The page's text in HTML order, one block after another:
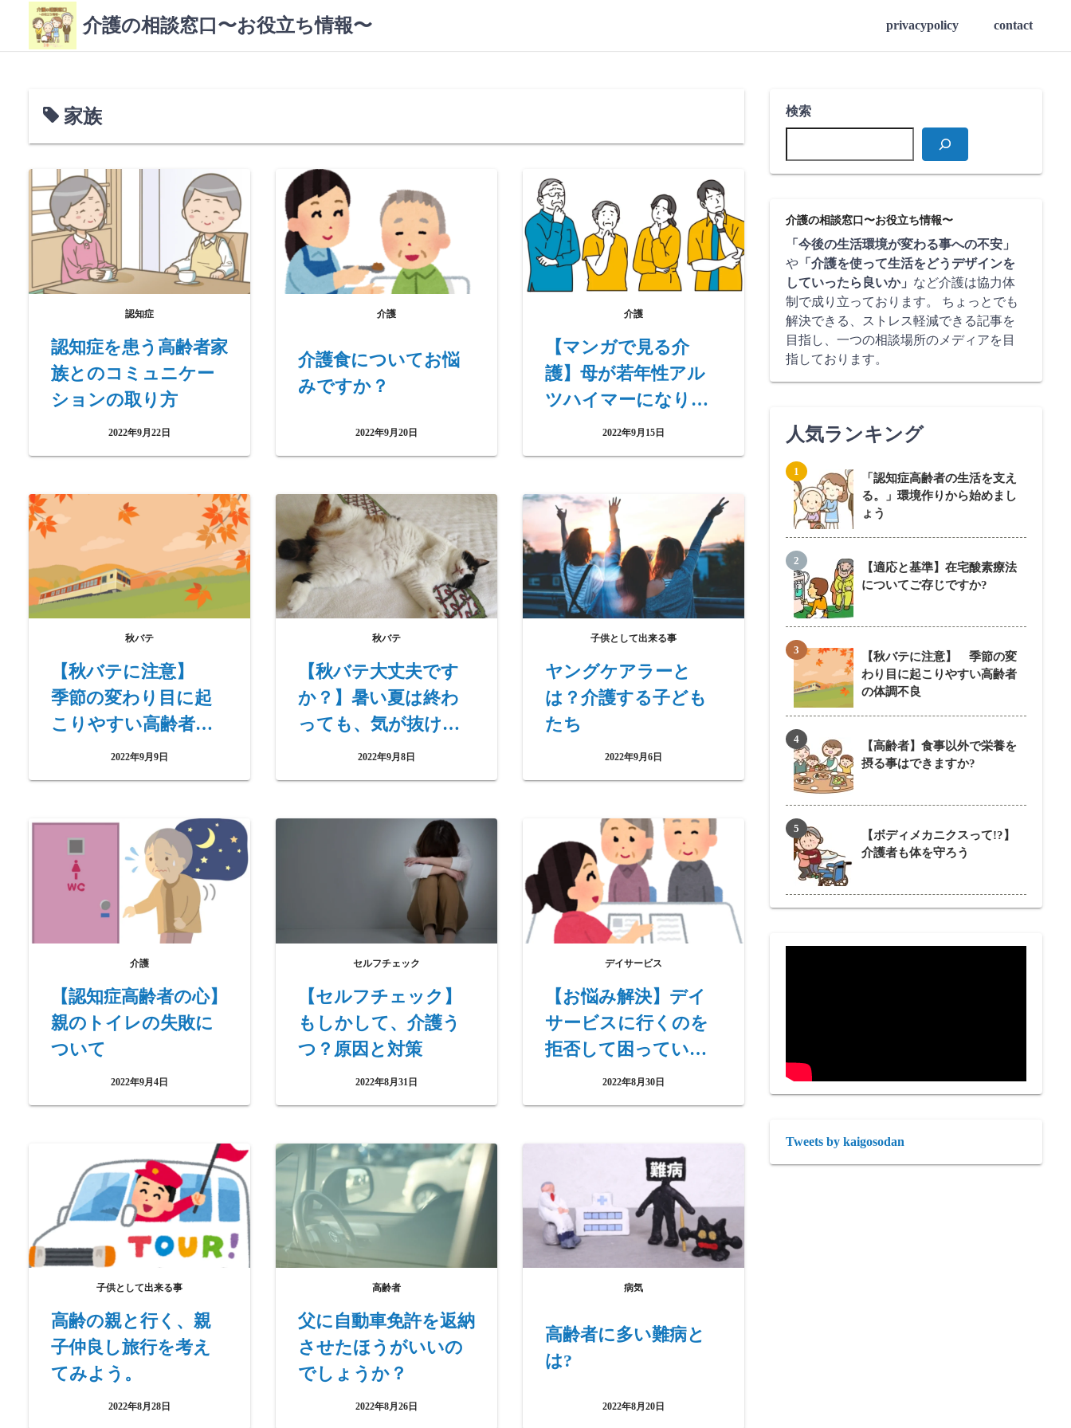
介護の相談窓口〜お役立ち情報〜 privacypolicy contact
家族
認知症
認知症を患う高齢者家
族とのコミュニケー
ションの取り方
2022年9月22日
介護
介護食についてお悩
みですか？
2022年9月20日
介護
【マンガで見る介
護】母が若年性アル
ツハイマーになりま
した。まんがで読む
家族のこころと介護
2022年9月15日
秋バテ
【秋バテに注意】
季節の変わり目に起
こりやすい高齢者の
体調不良2022年9月9日
秋バテ
【秋バテ大丈夫です
か？】暑い夏は終わ
っても、気が抜けな
い季節です
2022年9月8日
子供として出来る事
ヤングケアラーと
は？介護する子ども
たち
2022年9月6日
介護
【認知症高齢者の心】
親のトイレの失敗に
ついて
2022年9月4日
セルフチェック
【セルフチェック】
もしかして、介護う
つ？原因と対策
2022年8月31日
デイサービス
【お悩み解決】デイ
サービスに行くのを
拒否して困っていま
2022年8月30日
子供として出来る事
高齢の親と行く、親
子仲良し旅行を考え
てみよう。
2022年8月28日
高齢者
父に自動車免許を返納
させたほうがいいの
でしょうか？
2022年8月26日
病気
高齢者に多い難病と
は?
2022年8月20日
検索
介護の相談窓口〜お役立ち情報〜
「今後の生活環境が変わる事への不安」
や 「介護を使って生活をどうデザインを
していったら良いか」 など介護は協力体
制で成り立っております。 ちょっとでも
解決できる、ストレス軽減できる記事を
目指し、一つの相談場所のメディアを目
指しております。
人気ランキング
「認知症高齢者の生活を支え
る。」環境作りから始めまし
ょう
【適応と基準】在宅酸素療法
についてご存じですか?
【秋バテに注意】 季節の変
わり目に起こりやすい高齢者
の体調不良
【高齢者】食事以外で栄養を
摂る事はできますか?
【ボディメカニクスって!?】
介護者も体を守ろう
Tweets by kaigosodan